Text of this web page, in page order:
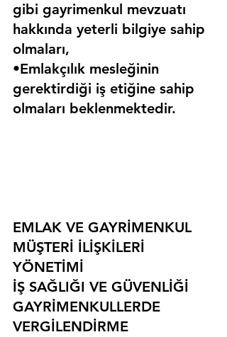
gibi gayrimenkul mevzuatı
hakkında yeterli bilgiye sahip
olmaları,
•Emlakçılık mesleğinin
gerektirdiği iş etiğine sahip
olmaları beklenmektedir.
EMLAK VE GAYRİMENKUL
MÜŞTERİ İLİŞKİLERİ
YÖNETİMİ
İŞ SAĞLIĞI VE GÜVENLİĞİ
GAYRİMENKULLERDE
VERGİLENDİRME